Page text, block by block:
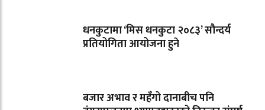
धनकुटामा ‘मिस धनकुटा २०८३’ सौन्दर्य
प्रतियोगिता आयोजना हुने
बजार अभाव र महँगो दानाबीच पनि